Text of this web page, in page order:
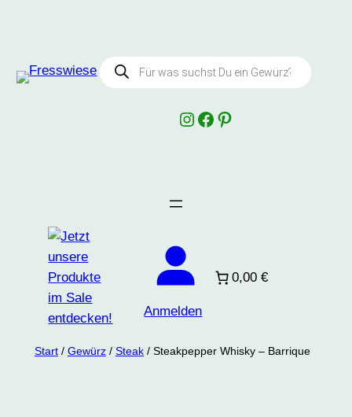
Products
search
Instagram
Facebook
Pinterest
Anmelden
0,00 €
Start/ Gewürz/ Steak/ Steakpepper Whisky – Barrique